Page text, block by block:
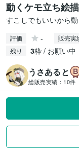
動くケモ立ち絵
すこしでもいいから
評価 - 販売実
残り 3枠 / お願い中
うさあると
総販売実績： 10件